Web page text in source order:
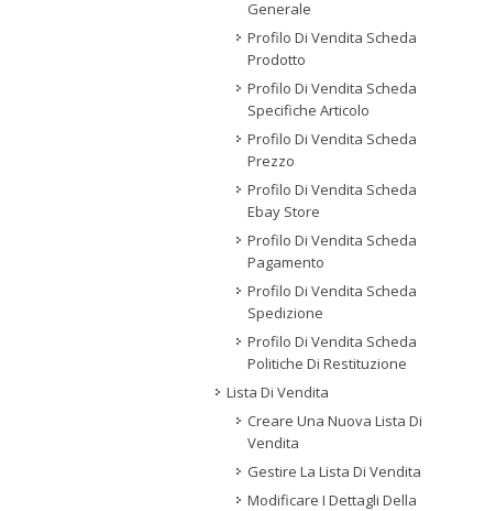
Generale
Profilo Di Vendita Scheda
Prodotto
Profilo Di Vendita Scheda
Specifiche Articolo
Profilo Di Vendita Scheda
Prezzo
Profilo Di Vendita Scheda
Ebay Store
Profilo Di Vendita Scheda
Pagamento
Profilo Di Vendita Scheda
Spedizione
Profilo Di Vendita Scheda
Politiche Di Restituzione
Lista Di Vendita
Creare Una Nuova Lista Di
Vendita
Gestire La Lista Di Vendita
Modificare I Dettagli Della